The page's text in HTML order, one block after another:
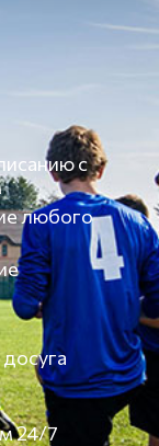
с
любого
24/7